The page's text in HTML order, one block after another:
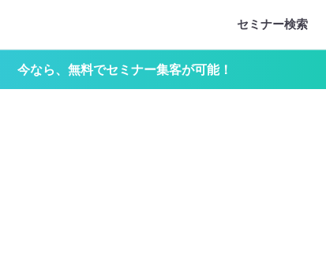
セミナー検索
今なら、無料でセミナー集客が可能！